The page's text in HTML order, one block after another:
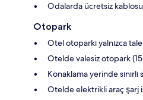
Odalarda ücretsiz
Otopark
Otel otoparkı yalnızca
Otelde valesiz otopark
Konaklama yerinde sınırlı
Otelde elektrikli araç şarj